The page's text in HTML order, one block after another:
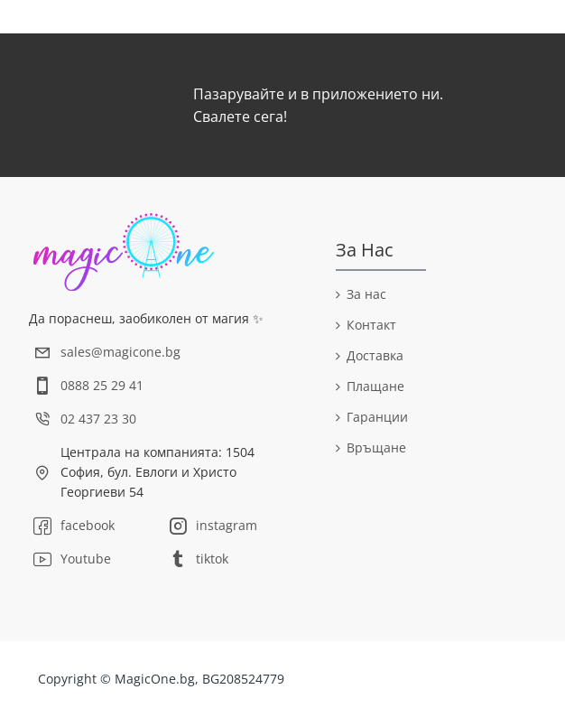
Пазарувайте и в приложението ни.
Свалeте сега!
Да пораснеш, заобиколен от магия ✨
sales@magicone.bg
0888 25 29 41
02 437 23 30
Централа на компанията: 1504
София, бул. Евлоги и Христо
Георгиеви 54
facebook
instagram
Youtube
tiktok
За Нас
За нас
Контакт
Доставка
Плащане
Гаранции
Връщане
Copyright © MagicOne.bg, BG208524779